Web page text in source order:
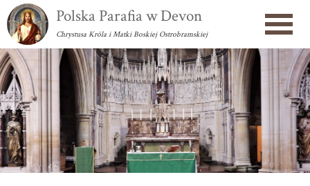
Polska Parafia w Devon
Chrystusa Króla i Matki Boskiej Ostrobramskiej